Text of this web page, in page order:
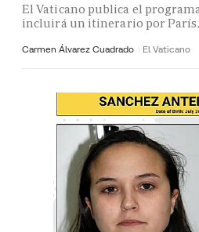
El Vaticano publica el
incluirá un itinerario por
Carmen Álvarez Cuadrado El Vaticano